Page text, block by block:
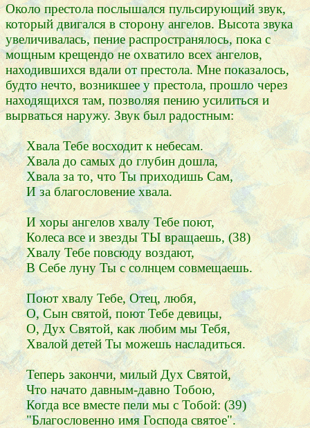
Около престола послышался пульсирующий звук,
который двигался в сторону ангелов. Высота звука
увеличивалась, пение распространялось, пока с
мощным крещендо не охватило всех ангелов,
находившихся вдали от престола. Мне показалось,
будто нечто, возникшее у престола, прошло через
находящихся там, позволяя пению усилиться и
вырваться наружу. Звук был радостным:
Хвала Тебе восходит к небесам.
Хвала до самых до глубин дошла,
Хвала за то, что Ты приходишь Сам,
И за благословение хвала.
И хоры ангелов хвалу Тебе поют,
Колеса все и звезды ТЫ вращаешь, (38)
Хвалу Тебе повсюду воздают,
В Себе луну Ты с солнцем совмещаешь.
Поют хвалу Тебе, Отец, любя,
О, Сын святой, поют Тебе девицы,
О, Дух Святой, как любим мы Тебя,
Хвалой детей Ты можешь насладиться.
Теперь закончи, милый Дух Святой,
Что начато давным-давно Тобою,
Когда все вместе пели мы с Тобой: (39)
"Благословенно имя Господа святое".